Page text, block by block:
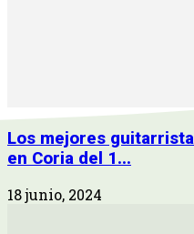
Los mejores
en Coria del 1...
18 junio, 2024